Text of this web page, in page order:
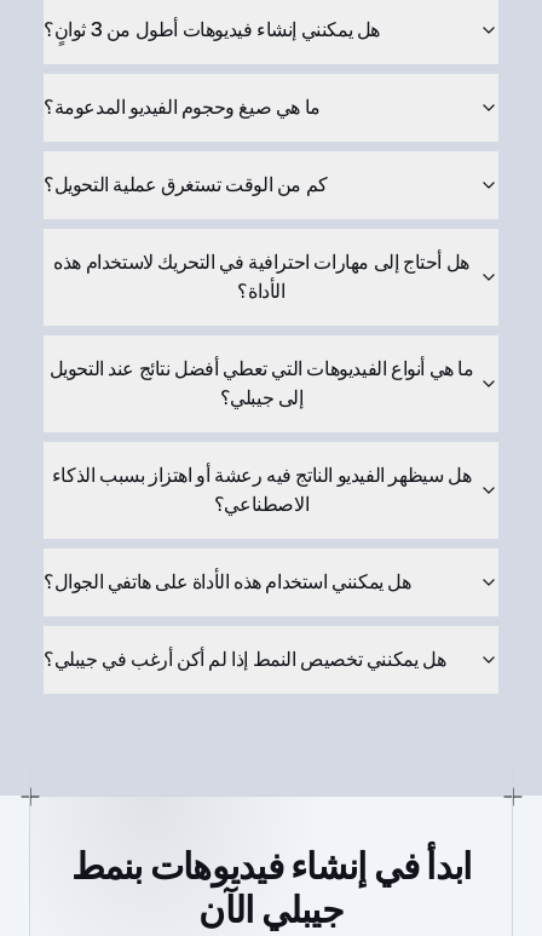
هل يمكنني إنشاء فيديوهات أطول من 3 ثوانٍ؟
ما هي صيغ وحجوم الفيديو المدعومة؟
كم من الوقت تستغرق عملية التحويل؟
هل أحتاج إلى مهارات احترافية في التحريك لاستخدام هذه
الأداة؟
ما هي أنواع الفيديوهات التي تعطي أفضل نتائج عند التحويل
إلى جيبلي؟
هل سيظهر الفيديو الناتج فيه رعشة أو اهتزاز بسبب الذكاء
الاصطناعي؟
هل يمكنني استخدام هذه الأداة على هاتفي الجوال؟
هل يمكنني تخصيص النمط إذا لم أكن أرغب في جيبلي؟
ابدأ في إنشاء فيديوهات بنمط
جيبلي الآن